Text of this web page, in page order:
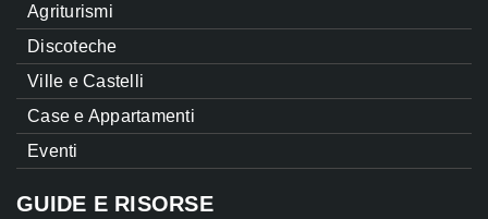
Agriturismi
Discoteche
Ville e Castelli
Case e Appartamenti
Eventi
GUIDE E RISORSE